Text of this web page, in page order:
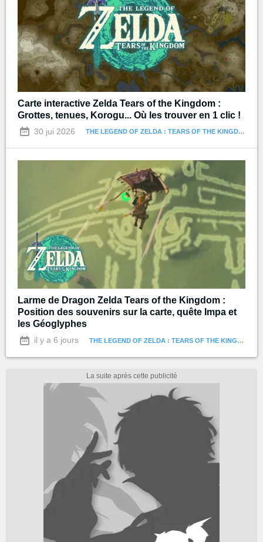
Carte interactive Zelda Tears of the Kingdom :
Grottes, tenues, Korogu... Où les trouver en 1 clic !
30 jui 2026 THE LEGEND OF ZELDA : TEARS OF THE KINGDOM
Larme de Dragon Zelda Tears of the Kingdom :
Position des souvenirs sur la carte, quête Impa et
les Géoglyphes
il y a 6 jours THE LEGEND OF ZELDA : TEARS OF THE KINGDOM